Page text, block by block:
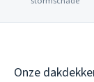
Onze